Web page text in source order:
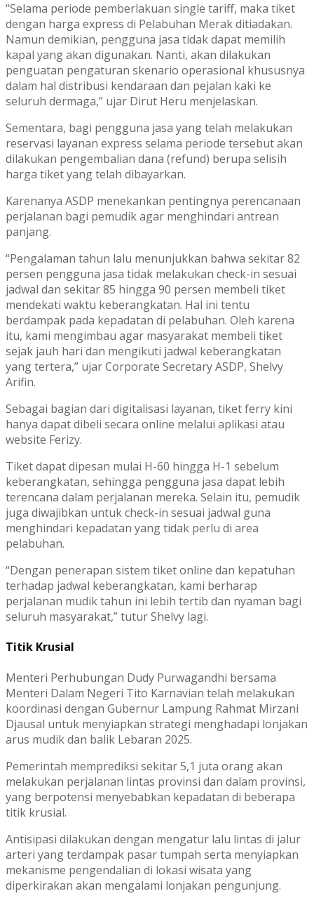
“Selama periode pemberlakuan single tariff, maka tiket
dengan harga express di Pelabuhan Merak ditiadakan.
Namun demikian, pengguna jasa tidak dapat memilih
kapal yang akan digunakan. Nanti, akan dilakukan
penguatan pengaturan skenario operasional khususnya
dalam hal distribusi kendaraan dan pejalan kaki ke
seluruh dermaga,” ujar Dirut Heru menjelaskan.
Sementara, bagi pengguna jasa yang telah melakukan
reservasi layanan express selama periode tersebut akan
dilakukan pengembalian dana (refund) berupa selisih
harga tiket yang telah dibayarkan.
Karenanya ASDP menekankan pentingnya perencanaan
perjalanan bagi pemudik agar menghindari antrean
panjang.
“Pengalaman tahun lalu menunjukkan bahwa sekitar 82
persen pengguna jasa tidak melakukan check-in sesuai
jadwal dan sekitar 85 hingga 90 persen membeli tiket
mendekati waktu keberangkatan. Hal ini tentu
berdampak pada kepadatan di pelabuhan. Oleh karena
itu, kami mengimbau agar masyarakat membeli tiket
sejak jauh hari dan mengikuti jadwal keberangkatan
yang tertera,” ujar Corporate Secretary ASDP, Shelvy
Arifin.
Sebagai bagian dari digitalisasi layanan, tiket ferry kini
hanya dapat dibeli secara online melalui aplikasi atau
website Ferizy.
Tiket dapat dipesan mulai H-60 hingga H-1 sebelum
keberangkatan, sehingga pengguna jasa dapat lebih
terencana dalam perjalanan mereka. Selain itu, pemudik
juga diwajibkan untuk check-in sesuai jadwal guna
menghindari kepadatan yang tidak perlu di area
pelabuhan.
“Dengan penerapan sistem tiket online dan kepatuhan
terhadap jadwal keberangkatan, kami berharap
perjalanan mudik tahun ini lebih tertib dan nyaman bagi
seluruh masyarakat,” tutur Shelvy lagi.
Titik Krusial
Menteri Perhubungan Dudy Purwagandhi bersama
Menteri Dalam Negeri Tito Karnavian telah melakukan
koordinasi dengan Gubernur Lampung Rahmat Mirzani
Djausal untuk menyiapkan strategi menghadapi lonjakan
arus mudik dan balik Lebaran 2025.
Pemerintah memprediksi sekitar 5,1 juta orang akan
melakukan perjalanan lintas provinsi dan dalam provinsi,
yang berpotensi menyebabkan kepadatan di beberapa
titik krusial.
Antisipasi dilakukan dengan mengatur lalu lintas di jalur
arteri yang terdampak pasar tumpah serta menyiapkan
mekanisme pengendalian di lokasi wisata yang
diperkirakan akan mengalami lonjakan pengunjung.